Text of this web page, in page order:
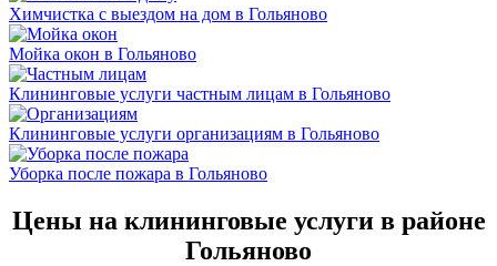
Химчистка с выездом на дом в Гольяново
Мойка окон в Гольяново
Клининговые услуги частным лицам в Гольяново
Клининговые услуги организациям в Гольяново
Уборка после пожара в Гольяново
Цены на клининговые услуги в районе
Гольяново